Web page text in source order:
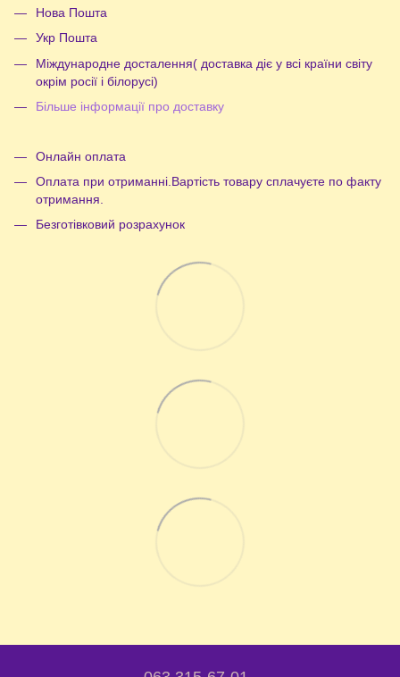
Нова Пошта
Укр Пошта
Міждународне досталення( доставка діє у всі країни світу
окрім росії і білорусі)
Більше інформації про доставку
Онлайн оплата
Оплата при отриманні.Вартість товару сплачуєте по факту
отримання.
Безготівковий розрахунок